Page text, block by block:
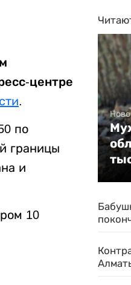
центре
.
по
границы
и
10